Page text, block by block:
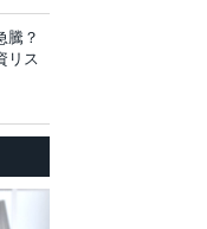
騰？
リス